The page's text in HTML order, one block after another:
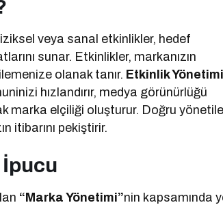
veya sanal etkinlikler, hedef
sunar. Etkinlikler, markanızın
olanak tanır. Etkinlik Yönetimi
hızlandırır, medya görünürlüğü
marka elçiliği oluşturur. Doğru
itibarını pekiştirir.
“Marka Yönetimi”nin kapsamında